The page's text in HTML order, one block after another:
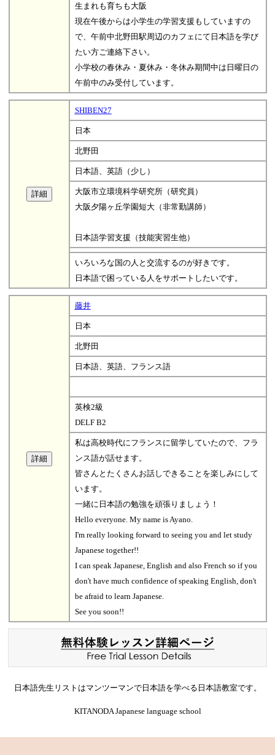
生まれも育ちも大阪
現在午後からは小学生の学習支援もしていますの
で、午前中北野田駅周辺のカフェにて日本語を学び
たい方ご連絡下さい。
小学校の春休み・夏休み・冬休み期間中は日曜日の
午前中のみ受付しています。
SHIBEN27
日本
北野田
日本語、英語（少し）
大阪市立環境科学研究所（研究員）
大阪夕陽ヶ丘学園短大（非常勤講師）
日本語学習支援（技能実習生他）
いろいろな国の人と交流するのが好きです。
日本語で困っている人をサポートしたいです。
藤井
日本
北野田
日本語、英語、フランス語
英検2級
DELF B2
私は高校時代にフランスに留学していたので、フラ
ンス語が話せます。
皆さんとたくさんお話しできることを楽しみにして
います。
一緒に日本語の勉強を頑張りましょう！
Hello everyone. My name is Ayano.
I'm really looking forward to seeing you and let study
Japanese together!!
I can speak Japanese, English and also French so if you
don't have much confidence of speaking English, don't
be afraid to learn Japanese.
See you soon!!
日本語先生リストはマンツーマンで日本語を学べる日本語教室です。
KITANODA Japanese language school